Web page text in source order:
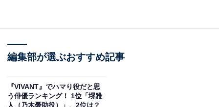
編集部が選ぶおすすめ記事
『VIVANT』でハマり役だと思
う俳優ランキング！ 1位「堺雅
人（乃木憂助役）」、2位は？